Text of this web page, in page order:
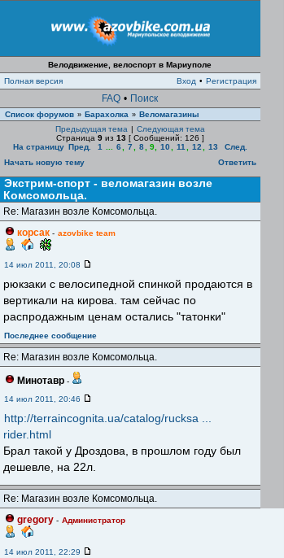
Велодвижение, велоспорт в Мариуполе
Полная версия
Вход • Регистрация
FAQ • Поиск
Список форумов » Барахолка » Веломагазины
Предыдущая тема | Следующая тема
Страница 9 из 13 [ Сообщений: 126 ]
На страницу Пред. 1 6 7 8 9 10 11 12 13
След.
Начать новую тему
Ответить
Экстрим-спорт - веломагазин возле
Комсомольца.
Re: Магазин возле Комсомольца.
корсак - azovbike team
14 июл 2011, 20:08
рюкзаки с велосипедной спинкой продаются в
вертикали на кирова. там сейчас по
распродажным ценам остались "татонки"
Последнее сообщение
Re: Магазин возле Комсомольца.
Минотавр -
14 июл 2011, 20:46
http://terraincognita.ua/catalog/rucksa ...
rider.html
Брал такой у Дроздова, в прошлом году был
дешевле, на 22л.
Re: Магазин возле Комсомольца.
gregory - Администратор
14 июл 2011, 22:29